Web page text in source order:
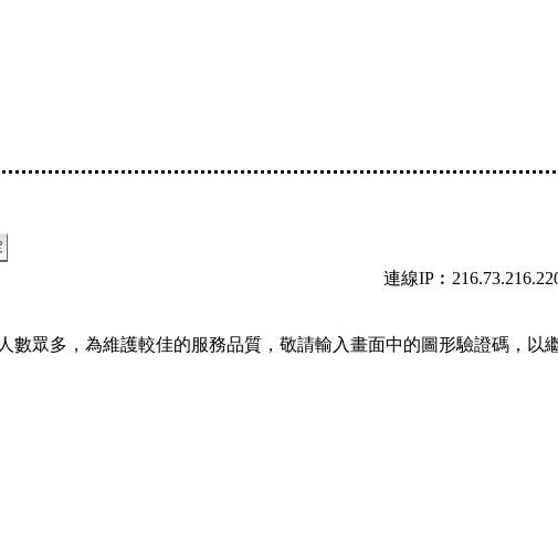
連線
數眾多，為維護較佳的服務品質，敬請輸入畫面中的圖形驗證碼，以